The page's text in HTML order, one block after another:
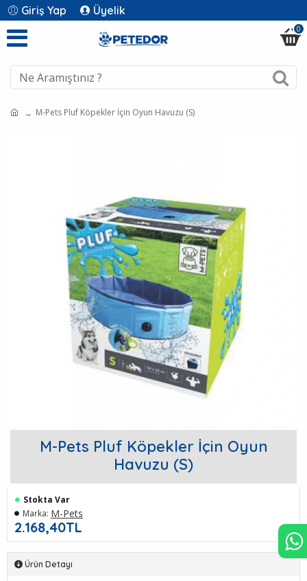
Giriş Yap Üyelik
0
M-Pets Pluf Köpekler İçin Oyun Havuzu (S)
M-Pets Pluf Köpekler İçin Oyun
Havuzu (S)
2.168,40TL
Stokta Var
Marka: M-Pets
Ürün Detayı